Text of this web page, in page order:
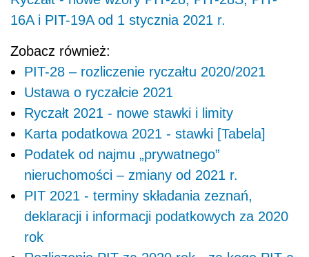
16A i PIT-19A od 1 stycznia 2021 r.
Zobacz również:
PIT-28 – rozliczenie ryczałtu 2020/2021
Ustawa o ryczałcie 2021
Ryczałt 2021 - nowe stawki i limity
Karta podatkowa 2021 - stawki [Tabela]
Podatek od najmu „prywatnego”
nieruchomości – zmiany od 2021 r.
PIT 2021 - terminy składania zeznań,
deklaracji i informacji podatkowych za 2020
rok